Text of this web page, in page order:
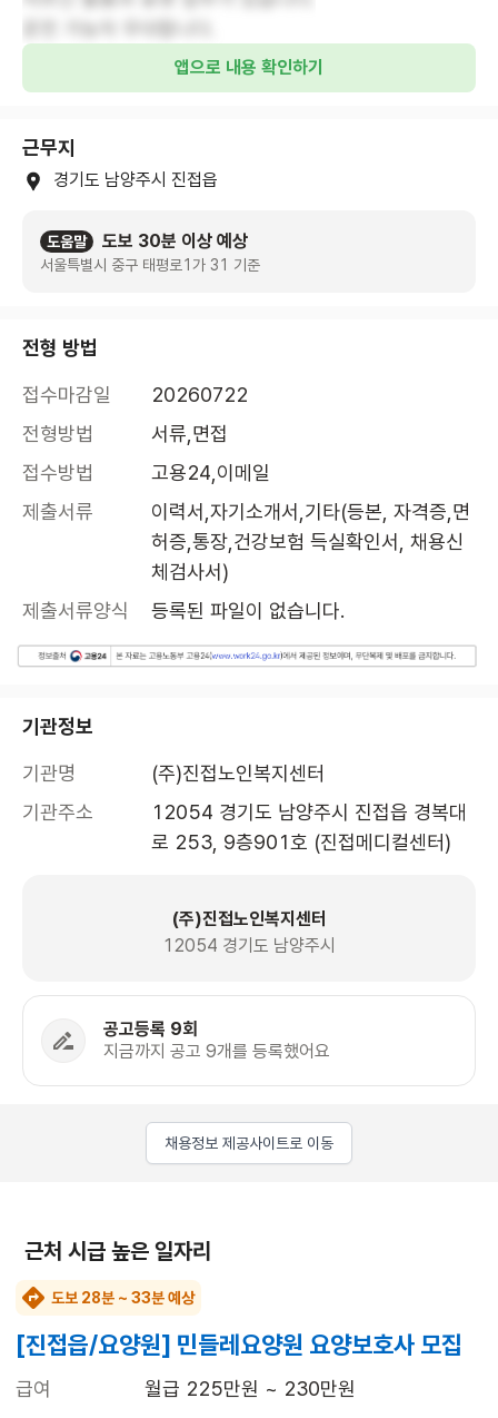
앱으로 내용 확인하기
근무지
경기도 남양주시 진접읍
도움말 도보 30분 이상 예상
서울특별시 중구 태평로1가 31 기준
전형 방법
접수마감일
20260722
전형방법
서류,면접
접수방법
고용24,이메일
제출서류
이력서,자기소개서,기타(등본, 자격증,면
허증,통장,건강보험 득실확인서, 채용신
체검사서)
제출서류양식
등록된 파일이 없습니다.
기관정보
기관명
(주)진접노인복지센터
기관주소
12054 경기도 남양주시 진접읍 경복대
로 253, 9층901호 (진접메디컬센터)
(주)진접노인복지센터
12054 경기도 남양주시
공고등록 9회
지금까지 공고 9개를 등록했어요
채용정보 제공사이트로 이동
근처 시급 높은 일자리
도보 28분 ~ 33분 예상
[진접읍/요양원] 민들레요양원 요양보호사 모집
급여
월급 225만원 ~ 230만원